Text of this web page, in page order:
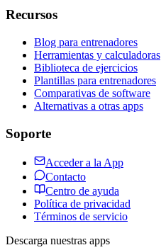
Recursos
Blog para entrenadores
Herramientas y calculadoras
Biblioteca de ejercicios
Plantillas para entrenadores
Comparativas de software
Alternativas a otras apps
Soporte
Acceder a la App
Contacto
Centro de ayuda
Política de privacidad
Términos de servicio
Descarga nuestras apps